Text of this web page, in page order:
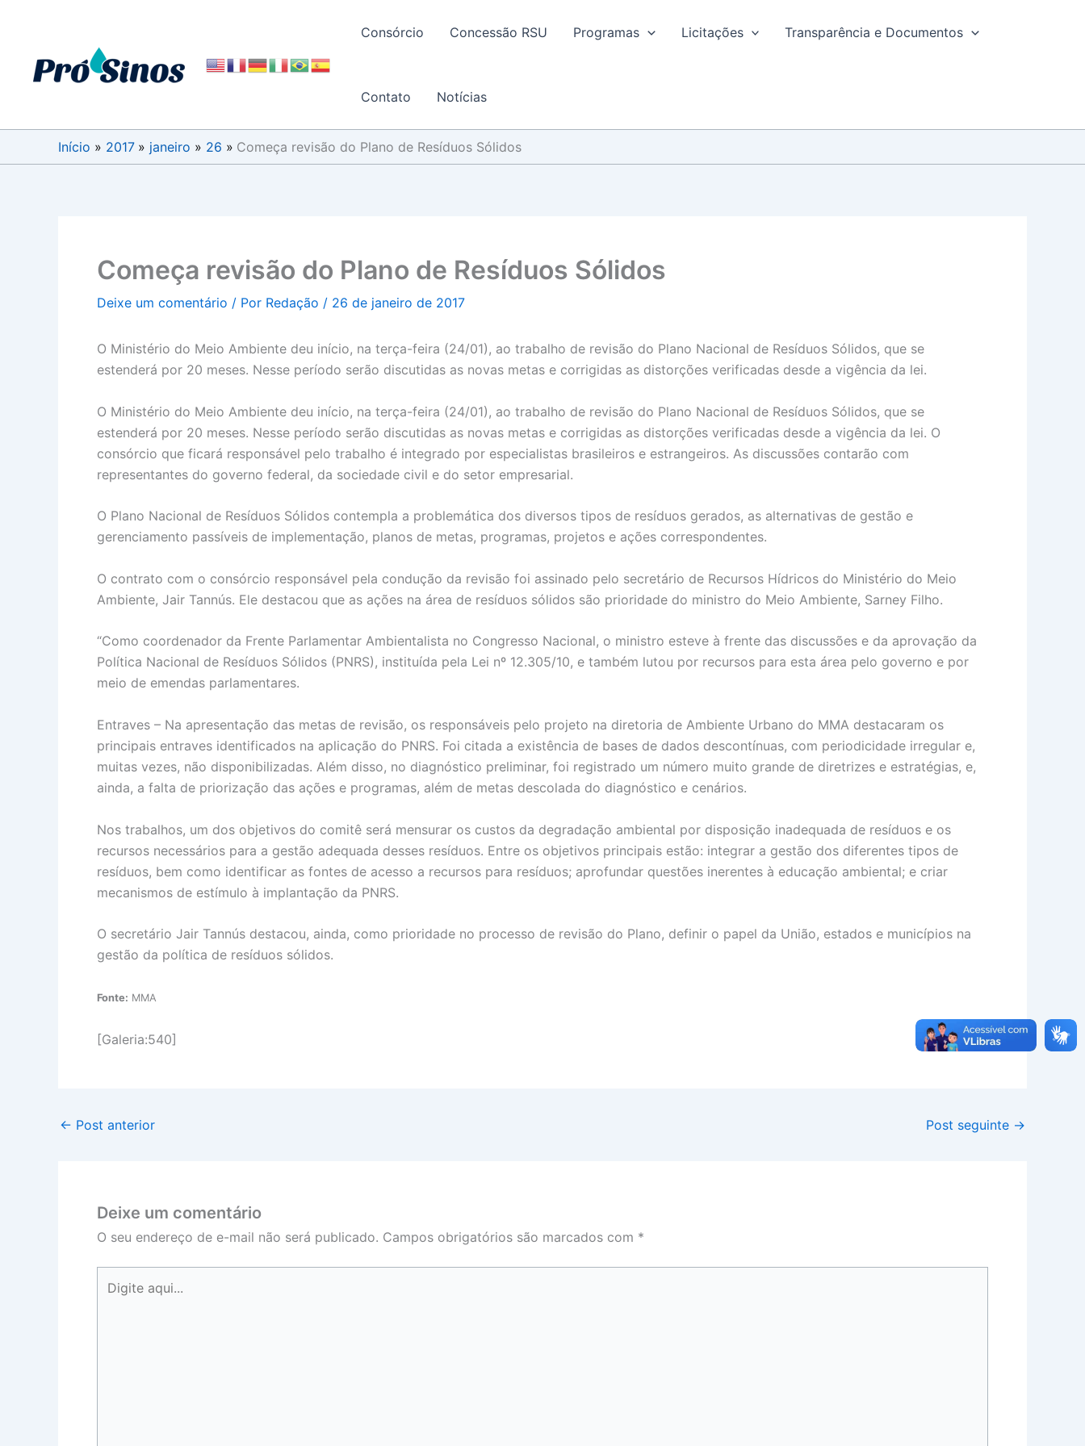
conteúdo
Consórcio Concessão RSU Programas Licitações Transparência e Documentos
Contato Notícias
Início 2017 janeiro 26 Começa revisão do Plano de Resíduos Sólidos
Começa revisão do Plano de Resíduos Sólidos
Deixe um comentário / Por Redação / 26 de janeiro de 2017
O Ministério do Meio Ambiente deu início, na terça-feira (24/01), ao trabalho de revisão do Plano Nacional de Resíduos Sólidos, que se
estenderá por 20 meses. Nesse período serão discutidas as novas metas e corrigidas as distorções verificadas desde a vigência da lei.
O Ministério do Meio Ambiente deu início, na terça-feira (24/01), ao trabalho de revisão do Plano Nacional de Resíduos Sólidos, que se
estenderá por 20 meses. Nesse período serão discutidas as novas metas e corrigidas as distorções verificadas desde a vigência da lei. O
consórcio que ficará responsável pelo trabalho é integrado por especialistas brasileiros e estrangeiros. As discussões contarão com
representantes do governo federal, da sociedade civil e do setor empresarial.
O Plano Nacional de Resíduos Sólidos contempla a problemática dos diversos tipos de resíduos gerados, as alternativas de gestão e
gerenciamento passíveis de implementação, planos de metas, programas, projetos e ações correspondentes.
O contrato com o consórcio responsável pela condução da revisão foi assinado pelo secretário de Recursos Hídricos do Ministério do Meio
Ambiente, Jair Tannús. Ele destacou que as ações na área de resíduos sólidos são prioridade do ministro do Meio Ambiente, Sarney Filho.
“Como coordenador da Frente Parlamentar Ambientalista no Congresso Nacional, o ministro esteve à frente das discussões e da aprovação da
Política Nacional de Resíduos Sólidos (PNRS), instituída pela Lei nº 12.305/10, e também lutou por recursos para esta área pelo governo e por
meio de emendas parlamentares.
Entraves – Na apresentação das metas de revisão, os responsáveis pelo projeto na diretoria de Ambiente Urbano do MMA destacaram os
principais entraves identificados na aplicação do PNRS. Foi citada a existência de bases de dados descontínuas, com periodicidade irregular e,
muitas vezes, não disponibilizadas. Além disso, no diagnóstico preliminar, foi registrado um número muito grande de diretrizes e estratégias, e,
ainda, a falta de priorização das ações e programas, além de metas descolada do diagnóstico e cenários.
Nos trabalhos, um dos objetivos do comitê será mensurar os custos da degradação ambiental por disposição inadequada de resíduos e os
recursos necessários para a gestão adequada desses resíduos. Entre os objetivos principais estão: integrar a gestão dos diferentes tipos de
resíduos, bem como identificar as fontes de acesso a recursos para resíduos; aprofundar questões inerentes à educação ambiental; e criar
mecanismos de estímulo à implantação da PNRS.
O secretário Jair Tannús destacou, ainda, como prioridade no processo de revisão do Plano, definir o papel da União, estados e municípios na
gestão da política de resíduos sólidos.
Fonte: MMA
[Galeria:540]
← Post anterior Post seguinte →
Deixe um comentário
O seu endereço de e-mail não será publicado. Campos obrigatórios são marcados com *
aqui...